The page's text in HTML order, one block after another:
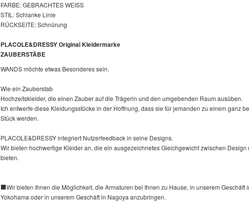
FARBE: GEBRACHTES WEISS
STIL: Schlanke Linie
RÜCKSEITE: Schnürung
PLACOLE&DRESSY Original Kleidermarke
ZAUBERSTÄBE
WANDS möchte etwas Besonderes sein.
Wie ein Zauberstab
Hochzeitskleider, die einen Zauber auf die Trägerin und den umgebenden Raum ausüben.
Ich entwerfe diese Kleidungsstücke in der Hoffnung, dass sie für jemanden zu einem ganz
Stück werden.
PLACOLE&DRESSY integriert Nutzerfeedback in seine Designs.
Wir bieten hochwertige Kleider an, die ein ausgezeichnetes Gleichgewicht zwischen Design
bieten.
■Wir bieten Ihnen die Möglichkeit, die Armaturen bei Ihnen zu Hause, in unserem Geschäft
Yokohama oder in unserem Geschäft in Nagoya anzubringen.